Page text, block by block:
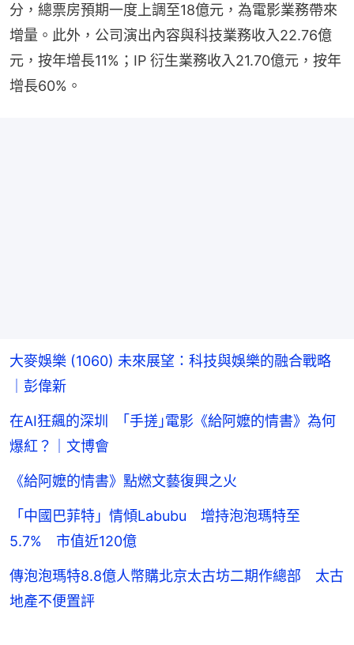
分，總票房預期一度上調至18億元，為電影業務帶來
增量。此外，公司演出內容與科技業務收入22.76億
元，按年增長11%；IP 衍生業務收入21.70億元，按年
增長60%。
大麥娛樂 (1060) 未來展望：科技與娛樂的融合戰略
｜彭偉新
在AI狂飆的深圳 ｢手搓｣電影《給阿嬤的情書》為何
爆紅？｜文博會
《給阿嬤的情書》點燃文藝復興之火
「中國巴菲特」情傾Labubu 增持泡泡瑪特至
5.7% 市值近120億
傳泡泡瑪特8.8億人幣購北京太古坊二期作總部 太古
地產不便置評